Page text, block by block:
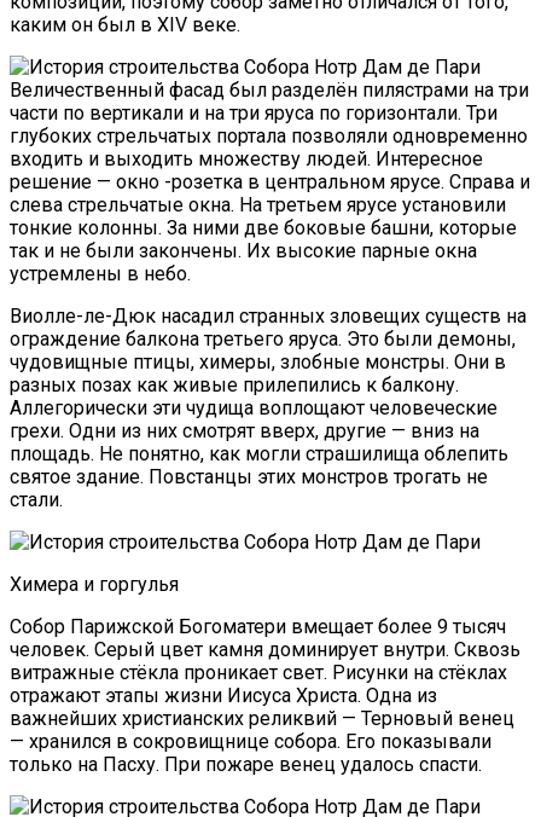
каким он был в XIV веке.
Величественный фасад был разделён пилястрами на три
части по вертикали и на три яруса по горизонтали. Три
глубоких стрельчатых портала позволяли одновременно
входить и выходить множеству людей. Интересное
решение — окно -розетка в центральном ярусе. Справа и
слева стрельчатые окна. На третьем ярусе установили
тонкие колонны. За ними две боковые башни, которые
так и не были закончены. Их высокие парные окна
устремлены в небо.
Виолле-ле-Дюк насадил странных зловещих существ на
ограждение балкона третьего яруса. Это были демоны,
чудовищные птицы, химеры, злобные монстры. Они в
разных позах как живые прилепились к балкону.
Аллегорически эти чудища воплощают человеческие
грехи. Одни из них смотрят вверх, другие — вниз на
площадь. Не понятно, как могли страшилища облепить
святое здание. Повстанцы этих монстров трогать не
стали.
Химера и горгулья
Собор Парижской Богоматери вмещает более 9 тысяч
человек. Серый цвет камня доминирует внутри. Сквозь
витражные стёкла проникает свет. Рисунки на стёклах
отражают этапы жизни Иисуса Христа. Одна из
важнейших христианских реликвий — Терновый венец
— хранился в сокровищнице собора. Его показывали
только на Пасху. При пожаре венец удалось спасти.